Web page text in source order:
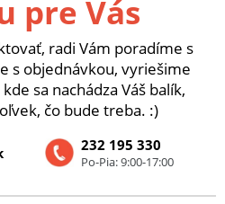
pre Vás
radi Vám poradíme s
s objednávkou, vyriešime
sa nachádza Váš balík,
čo bude treba. :)
232 195 330
Po-Pia: 9:00-17:00